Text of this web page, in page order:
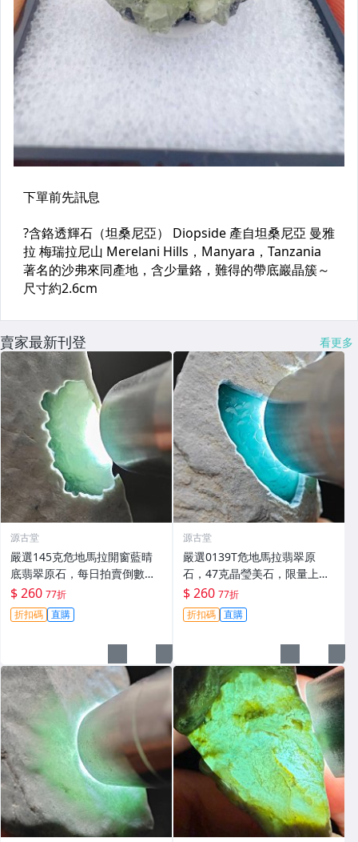
賣家最新刊登 看更多
源古堂
嚴選145克危地馬拉開窗藍晴
底翡翠原石，每日拍賣倒數計
時，即刻競拍。危地馬拉翡翠
擬價 藍色翡翠 晶塊 夜拍截標
十一點
$ 260 77折
折扣碼 直購
源古堂
嚴選0139T危地馬拉翡翠原
石，47克晶瑩美石，限量上
拍，今夜11點截標！真實成交
等你來。危地馬拉 翡翠原石 拍
賣
$ 260 77折
折扣碼 直購